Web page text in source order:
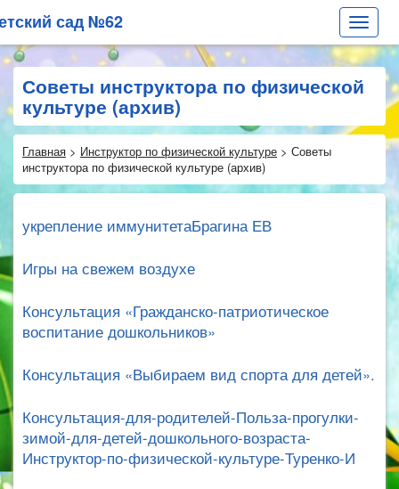
Toggle
сад №62
Советы инструктора по физической
культуре (архив)
Главная > Инструктор по физической культуре > Советы
инструктора по физической культуре (архив)
укрепление иммунитетаБрагина ЕВ
Игры на свежем воздухе
Консультация «Гражданско-патриотическое
воспитание дошкольников»
Консультация «Выбираем вид спорта для детей».
Консультация-для-родителей-Польза-прогулки-
зимой-для-детей-дошкольного-возраста-
Инструктор-по-физической-культуре-Туренко-И